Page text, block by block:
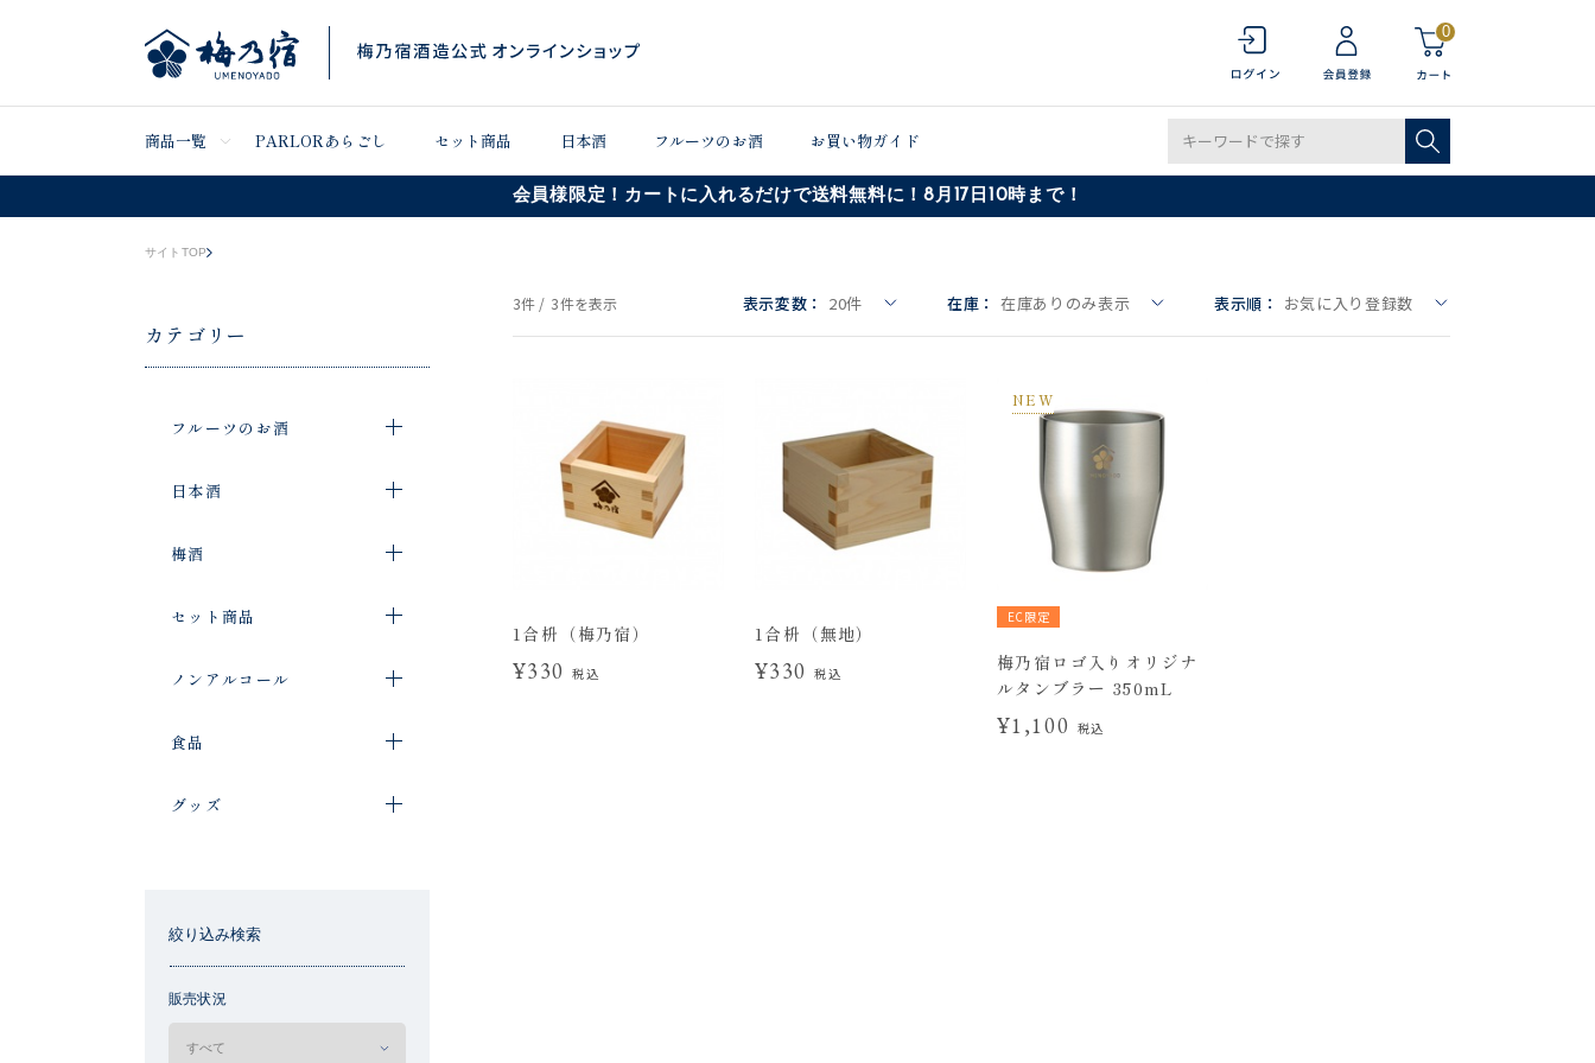
0
商品一覧 PARLORあらごし セット商品 日本酒 フルーツのお酒 お買い物ガイド
会員様限定！カートに入れるだけで送料無料に！8月17日10時まで！
サイトTOP
カテゴリー
フルーツのお酒
日本酒
梅酒
セット商品
ノンアルコール
食品
グッズ
絞り込み検索
販売状況
3件 / 3件を表示 表示変数： 20件 在庫： 在庫ありのみ表示 表示順： お気に入り登録数
1合枡（梅乃宿）
¥330 税込
1合枡（無地）
¥330 税込
NEW
EC限定
梅乃宿ロゴ入りオリジナ
ルタンブラー 350mL
¥1,100 税込